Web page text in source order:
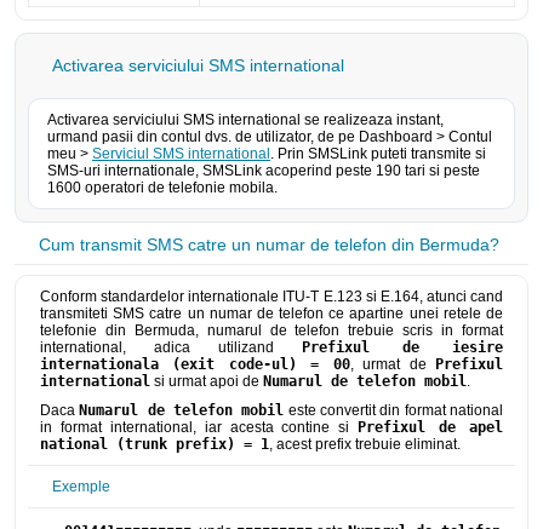
Activarea serviciului SMS international
Activarea serviciului SMS international se realizeaza instant,
urmand pasii din contul dvs. de utilizator, de pe Dashboard > Contul
meu > Serviciul SMS international . Prin SMSLink puteti transmite si
SMS-uri internationale, SMSLink acoperind peste 190 tari si peste
1600 operatori de telefonie mobila.
Cum transmit SMS catre un numar de telefon din Bermuda?
Conform standardelor internationale ITU-T E.123 si E.164, atunci cand
transmiteti SMS catre un numar de telefon ce apartine unei retele de
telefonie din Bermuda, numarul de telefon trebuie scris in format
international, adica utilizand
Prefixul de iesire
internationala (exit code-ul) = 00, urmat de
Prefixul
international si urmat apoi de Numarul de telefon mobil.
Daca Numarul de telefon mobil este convertit din format national
in format international, iar acesta contine si
Prefixul de apel
national (trunk prefix) = 1, acest prefix trebuie eliminat.
Exemple